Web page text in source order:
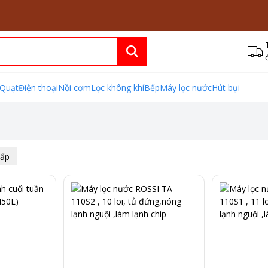
QuạtĐiện thoạiNồi cơmLọc không khíBếpMáy lọc nướcHút bụi